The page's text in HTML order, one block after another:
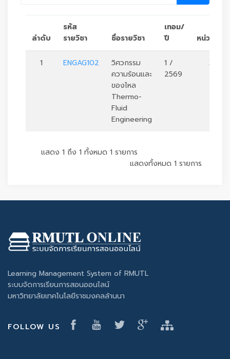
ลำดับ
รหัส
รายวิชา
ชื่อรายวิชา
เทอม/
ปี
หน่วยกิต
1 ENGAG102
วิศวกรรม
ความร้อนและ
ของไหล
Thermo-
Fluid
Engineering
1 /
2569
3
แสดง 1 ถึง 1 ทั้งหมด 1 รายการ
แสดงทั้งหมด 1 รายการ
Learning Management System of RMUTL
ระบบจัดการเรียนการสอนออนไลน์
มหาวิทยาลัยเทคโนโลยีราชมงคลล้านนา
FOLLOW US